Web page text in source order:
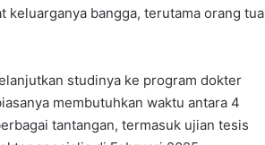
keluarganya bangga, terutama orang tua
studinya ke program dokter
membutuhkan waktu antara 4
tantangan, termasuk ujian tesis